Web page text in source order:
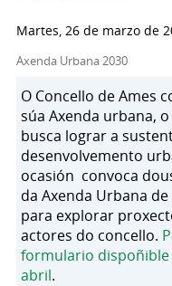
Martes, 26 de marzo de
Axenda Urbana 2030
O Concello de Ames
súa Axenda urbana,
busca lograr a
desenvolvemento
ocasión convoca
da Axenda Urbana
para explorar
actores do concello.
formulario dispoñible
abril.